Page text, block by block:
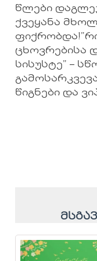
წლები
ქვეყანა
ცხოვრებისა
სისუსტე” –
წიგნები და